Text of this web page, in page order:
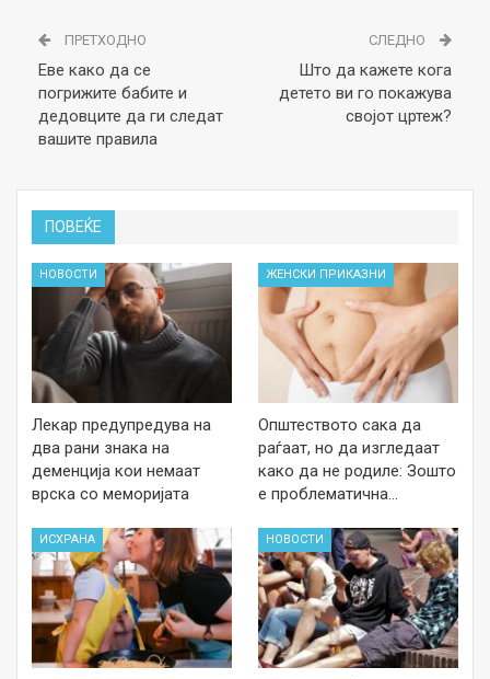
ПРЕТХОДНО
Еве како да се
погрижите бабите и
дедовците да ги следат
вашите правила
СЛЕДНО
Што да кажете кога
детето ви го покажува
својот цртеж?
ПОВЕЌЕ
НОВОСТИ
Лекар предупредува на
два рани знака на
деменција кои немаат
врска со меморијата
ЖЕНСКИ ПРИКАЗНИ
Општеството сака да
раѓаат, но да изгледаат
како да не родиле: Зошто
е проблематична…
ИСХРАНА НОВОСТИ